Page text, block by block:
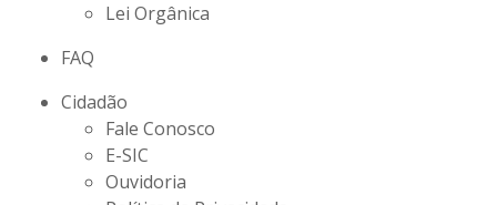
Lei Orgânica
FAQ
Cidadão
Fale Conosco
E-SIC
Ouvidoria